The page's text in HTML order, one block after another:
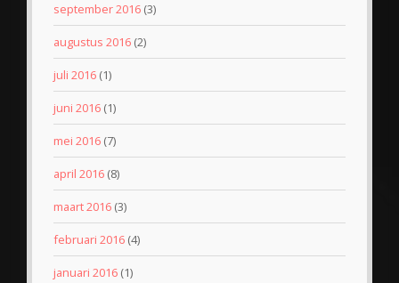
september 2016 (3)
augustus 2016 (2)
juli 2016 (1)
juni 2016 (1)
mei 2016 (7)
april 2016 (8)
maart 2016 (3)
februari 2016 (4)
januari 2016 (1)